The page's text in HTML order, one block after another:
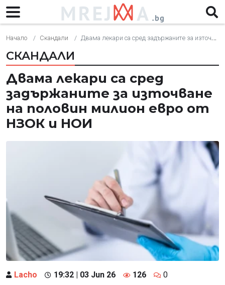
Начало Скандали Двама лекари са сред задържаните за източване на половин милион евро от НЗОК и НОИ
СКАНДАЛИ
Двама лекари са сред
задържаните за източване
на половин милион евро от
НЗОК и НОИ
Lacho 19:32 | 03 Jun 26 126 0